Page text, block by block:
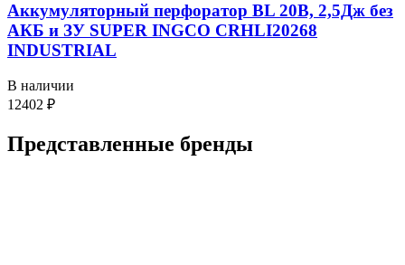
Аккумуляторный перфоратор BL 20В, 2,5Дж без
АКБ и ЗУ SUPER INGCO CRHLI20268
INDUSTRIAL
В наличии
12402 ₽
Представленные бренды